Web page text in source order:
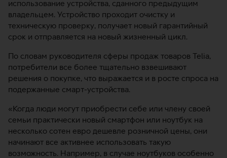
использование устройства, сданного предыдущим
владельцем. Устройство проходит очистку и
техническую проверку, получает новый гарантийный
срок и отправляется на новый жизненный цикл.
По словам руководителя сферы продаж товаров Telia,
потребители все более тщательно взвешивают
решения о покупке, что выражается и в росте спроса на
подержанные смарт-устройства.
«Когда люди могут приобрести себе или члену своей
семьи практически новый смартфон или ноутбук на
несколько сотен евро дешевле розничной цены, они
начинают все активнее использовать такую
возможность. Например, в случае ноутбуков особенно